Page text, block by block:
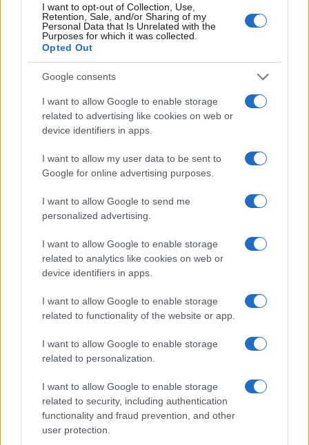
I want to opt-out of Collection, Use,
Retention, Sale, and/or Sharing of my
Personal Data that Is Unrelated with the
Purposes for which it was collected.
Opted Out
Google consents
I want to allow Google to enable storage
related to advertising like cookies on web or
device identifiers in apps.
I want to allow my user data to be sent to
Google for online advertising purposes.
I want to allow Google to send me
personalized advertising.
I want to allow Google to enable storage
related to analytics like cookies on web or
device identifiers in apps.
I want to allow Google to enable storage
related to functionality of the website or app.
I want to allow Google to enable storage
related to personalization.
I want to allow Google to enable storage
related to security, including authentication
functionality and fraud prevention, and other
user protection.